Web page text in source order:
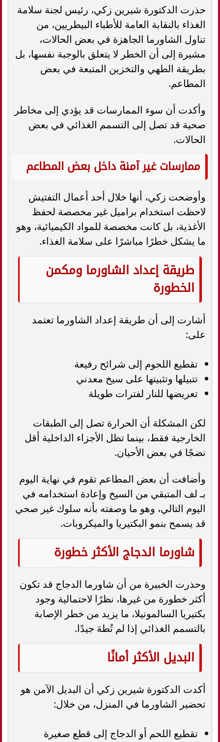
حذرت الدكتورة شيرين زكي، رئيس لجنة سلامة
الغذاء بالنقابة العامة للأطباء البيطريين، من
تناول الشاورما الجاهزة في بعض الحالات،
مشيرة إلى أن الخطر لا يتعلق بالوجبة نفسها، بل
بطريقة الطهي والتخزين المتبعة في بعض
المطاعم.
وأكدت أن سوء الممارسات قد يؤدي إلى مخاطر
صحية قد تصل إلى التسمم الغذائي في بعض
الحالات.
ممارسات غير آمنة داخل بعض المطاعم
وأوضحت زكي، أنها خلال أحد أعمال التفتيش
لاحظت استخدام براميل غير مخصصة لحفظ
الأغذية، بل كانت مخصصة للمواد الكيميائية، وهو
ما يشكل خطرًا مباشرًا على سلامة الغذاء.
طريقة إعداد الشاورما ومكمن
الخطورة
أشارت إلى أن طريقة إعداد الشاورما تعتمد
على:
تقطيع اللحوم إلى شرائح رفيعة
تتبيلها وتثبيتها على سيخ معدني
تعريضها للنار لفترات طويلة
لكن المشكلة أن الحرارة تصل إلى الطبقات
الخارجية فقط، بينما تظل الأجزاء الداخلية أقل
نضجًا في بعض الأحيان.
وأضافت أن بعض المطاعم تقوم في نهاية اليوم
بـ لف المتبقي من السيخ وإعادة استخدامه في
اليوم التالي، وهو ما وصفته بأنه سلوك غير صحي
قد يسمح بنمو البكتيريا والميكروبات.
شاورما الدجاج الأكثر خطورة
وحذرت الخبيرة من أن شاورما الدجاج قد تكون
أكثر خطورة من غيرها، نظرًا لاحتمالية وجود
بكتيريا السالمونيلا، ما يزيد من خطر الإصابة
بالتسمم الغذائي إذا لم تُطهَ جيدًا.
البديل الأكثر أمانًا
أكدت الدكتورة شيرين زكي أن البديل الآمن هو
تحضير الشاورما في المنزل، من خلال:
تقطيع اللحم أو الدجاج إلى قطع صغيرة